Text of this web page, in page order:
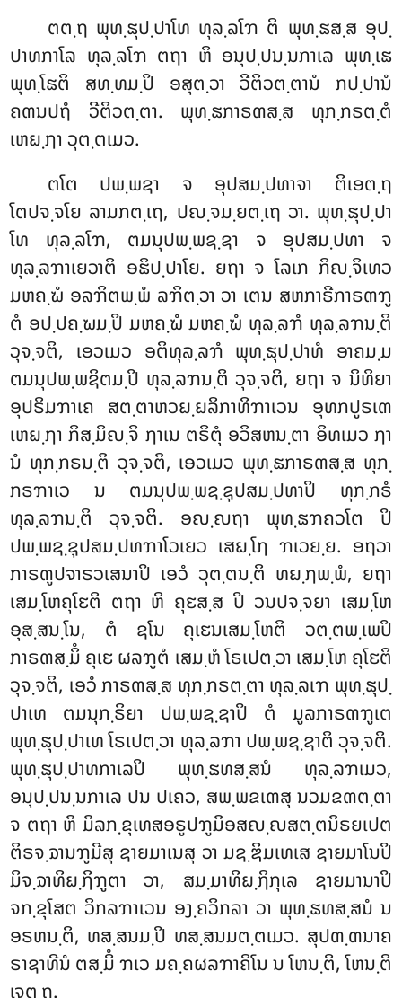
ຕຕ຺ຖ ພຸທ຺ຘຸປ຺ປາໂທ ທຸລ຺ລໂຠ ຕິ ພຸທ຺ຘສ຺ສ ອຸປ຺
ປາທກາໂລ ທຸລ຺ລໂຠ ຕຖາ ຫິ ອນຸປ຺ປນ຺ນກາເລ ພຸທ຺ເຘ
ພຸທ຺ໂຘຕິ ສທ຺ທມ຺ປິ ອສຸຕ຺ວາ ວີຕິວຕ຺ຕານໍ ກປ຺ປານໍ
ຄຓນປຖໍ ວີຕິວຕ຺ຕາ. ພຸທ຺ຘກາຣຓສ຺ສ ທຸກ຺ກຣຕ຺ຕໍ
ເຫຏ຺ຐາ ວຸຕ຺ຕເມວ.
ຕໂຕ ປພ຺ພຊາ ຈ ອຸປສມ຺ປທາຈາ ຕິເອຕ຺ຖ
ໂຕປຈ຺ຈໂຍ ລາມກຕ຺ເຖ, ປຎ຺ຈມ຺ຍຕ຺ເຖ ວາ. ພຸທ຺ຘຸປ຺ປາ
ໂທ ທຸລ຺ລໂຠ, ຕມນຸປພ຺ພຊ຺ຊາ ຈ ອຸປສມ຺ປທາ ຈ
ທຸລ຺ລຠາເຍວາຕິ ອຘິປ຺ປາໂຍ. ຍຖາ ຈ ໂລເກ ກິຎ຺ຈິເທວ
ມຫຄ຺ຆໍ ອລຠິຕພ຺ພໍ ລຠິຕ຺ວາ ວາ ເຕນ ສຫກາຣີກາຣຓຠູ
ຕໍ ອປ຺ປຄ຺ຆມ຺ປິ ມຫຄ຺ຆໍ ມຫຄ຺ຆໍ ທຸລ຺ລຠໍ ທຸລ຺ລຠນ຺ຕິ
ວຸຈ຺ຈຕິ, ເອວເມວ ອຕິທຸລ຺ລຠໍ ພຸທ຺ຘຸປ຺ປາທໍ ອາຄມ຺ມ
ຕມນຸປພ຺ພຊິຕມ຺ປິ ທຸລ຺ລຠນ຺ຕິ ວຸຈ຺ຈຕິ, ຍຖາ ຈ ນິທິຍາ
ອຸປຣິມຠາເຄ ສຕ຺ຕາຫວຏ຺ຏລິກາທິຠາເວນ ອຸທກປູຣເຓ
ເຫຏ຺ຐາ ກິສ຺ມິຎ຺ຈິ ຐາເນ ຕຣິຕຸໍ ອວິສຫນ຺ຕາ ອິທເມວ ຐາ
ນໍ ທຸກ຺ກຣນ຺ຕິ ວຸຈ຺ຈຕິ, ເອວເມວ ພຸທ຺ຘກາຣຓສ຺ສ ທຸກ຺
ກຣຠາເວ ນ ຕມນຸປພ຺ພຊ຺ຊຸປສມ຺ປທາປິ ທຸກ຺ກຣໍ
ທຸລ຺ລຠນ຺ຕິ ວຸຈ຺ຈຕິ. ອຎ຺ຎຖາ ພຸທ຺ຘຠຄວໂຕ ປິ
ປພ຺ພຊ຺ຊຸປສມ຺ປທຠາໂວເຍວ ເສຏ຺ໂຐ ຠເວຍ຺ຍ. ອຖວາ
ກາຣຓູປຈາຣວເສນາປິ ເອວໍ ວຸຕ຺ຕນ຺ຕິ ທຏ຺ຐພ຺ພໍ, ຍຖາ
ເສມ຺ໂຫຄຸໂຬຕິ ຕຖາ ຫິ ຄຸຬສ຺ສ ປິ ວນປຈ຺ຈຍາ ເສມ຺ໂຫ
ອຸສ຺ສນ຺ໂນ, ຕໍ ຊໂນ ຄຸເຬນເສມ຺ໂຫຕິ ວຕ຺ຕພ຺ເພປິ
ກາຣຓສ຺ມິໍ ຄຸເຬ ຜລຠູຕໍ ເສມ຺ຫໍ ໂຣເປຕ຺ວາ ເສມ຺ໂຫ ຄຸໂຬຕິ
ວຸຈ຺ຈຕິ, ເອວໍ ກາຣຓສ຺ສ ທຸກ຺ກຣຕ຺ຕາ ທຸລ຺ລເຠ ພຸທ຺ຘຸປ຺
ປາເທ ຕມນຸກ຺ຣິຍາ ປພ຺ພຊ຺ຊາປິ ຕໍ ມູລກາຣຓຠູເຕ
ພຸທ຺ຘຸປ຺ປາເທ ໂຣເປຕ຺ວາ ທຸລ຺ລຠາ ປພ຺ພຊ຺ຊາຕິ ວຸຈ຺ຈຕິ.
ພຸທ຺ຘຸປ຺ປາທກາເລປິ ພຸທ຺ຘທສ຺ສນໍ ທຸລ຺ລຠເມວ,
ອນຸປ຺ປນ຺ນກາເລ ປນ ປເຄວ, ສພ຺ພຂເຓສຸ ນວມຂຓຕ຺ຕາ
ຈ ຕຖາ ຫິ ມິລກ຺ຂຸເທສອຣູປຠູມິອສຎ຺ຎສຕ຺ຕນິຣຍເປຕ
ຕິຣຈ຺ຉານຠູມີສຸ ຊາຍມາເນສຸ ວາ ມຊ຺ຌິມເທເສ ຊາຍມາໂນປິ
ມິຈ຺ຉາທິຏ຺ຐິຠູຕາ ວາ, ສມ຺ມາທິຏ຺ຐິກຸເລ ຊາຍມານາປິ
ຈກ຺ຂຸໂສຕ ວິກລຠາເວນ ອງ຺ຄວິກລາ ວາ ພຸທ຺ຘທສ຺ສນໍ ນ
ອຣຫນ຺ຕິ, ທສ຺ສນມ຺ປິ ທສ຺ສນມຕ຺ຕເມວ. ສຸປຓ຺ຓນາຄ
ຣາຊາທີນໍ ຕສ຺ມິໍ ຠເວ ມຄ຺ຄຜລຠາຄິໂນ ນ ໂຫນ຺ຕິ, ໂຫນ຺ຕິ
ເຈຕ຺ຖ.